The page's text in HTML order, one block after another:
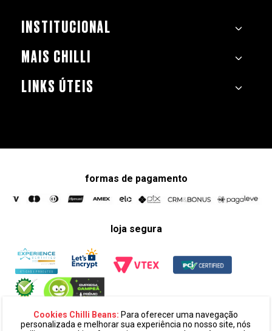
Cookies Chilli Beans: Para oferecer uma navegação
personalizada e melhorar sua experiência no nosso site, nós
INSTITUCIONAL
MAIS CHILLI
LINKS ÚTEIS
formas de pagamento
loja segura